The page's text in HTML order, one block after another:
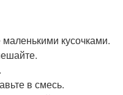
кусочками.
в смесь.